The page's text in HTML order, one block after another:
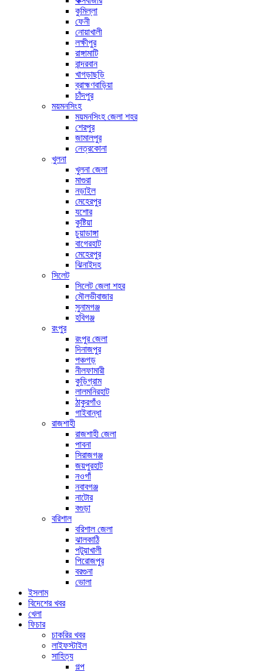
কুমিল্লা
ফেনী
নোয়াখালী
লক্ষীপুর
রাঙ্গামাটি
বান্দরবান
খাগড়াছড়ি
ব্রাহ্মণবাড়িয়া
চাঁদপুর
ময়মনসিংহ
ময়মনসিংহ জেলা শহর
শেরপুর
জামালপুর
নেত্রকোনা
খুলনা
খুলনা জেলা
মাগুরা
নড়াইল
মেহেরপুর
যশোর
কুষ্টিয়া
চুয়াডাঙ্গা
বাগেরহাট
মেহেরপুর
ঝিনাইদহ
সিলেট
সিলেট জেলা শহর
মৌলভীবাজার
সুনামগঞ্জ
হবিগঞ্জ
রংপুর
রংপুর জেলা
দিনাজপুর
পঞ্চগড়
নীলফামারী
কুড়িগ্রাম
লালমনিরহাট
ঠাকুরগাঁও
গাইবান্ধা
রাজশাহী
রাজশাহী জেলা
পাবনা
সিরাজগঞ্জ
জয়পুরহাট
নওগাঁ
নবাবগঞ্জ
নাটোর
বগুড়া
বরিশাল
বরিশাল জেলা
ঝালকাঠি
পটুয়াখালী
পিরোজপুর
বরগুনা
ভোলা
ইসলাম
বিদেশের খবর
খেলা
ফিচার
চাকরির খবর
লাইফস্টাইল
সাহিত্য
গল্প